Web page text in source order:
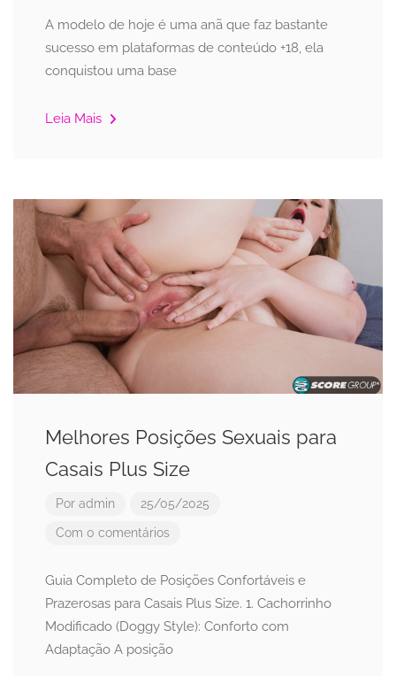
A modelo de hoje é uma anã que faz bastante
sucesso em plataformas de conteúdo +18, ela
conquistou uma base
Leia Mais
Melhores Posições Sexuais para
Casais Plus Size
Por admin 25/05/2025
Com 0 comentários
Guia Completo de Posições Confortáveis e
Prazerosas para Casais Plus Size. 1. Cachorrinho
Modificado (Doggy Style): Conforto com
Adaptação A posição